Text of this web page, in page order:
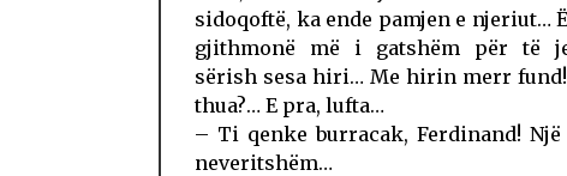
sidoqoftë, ka ende pamjen e njeriut…
gjithmonë më i gatshëm për të
sërish sesa hiri… Me hirin merr
thua?… E pra, lufta…
– Ti qenke burracak, Ferdinand!
neveritshëm…